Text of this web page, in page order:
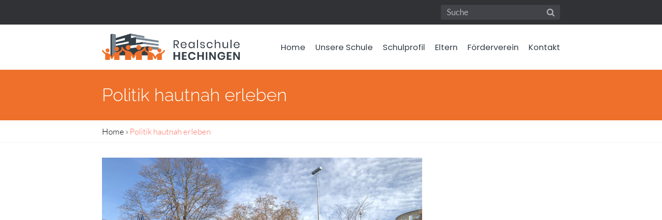
Home Unsere Schule Schulprofil Eltern Förderverein Kontakt
Politik hautnah erleben
Home › Politik hautnah erleben